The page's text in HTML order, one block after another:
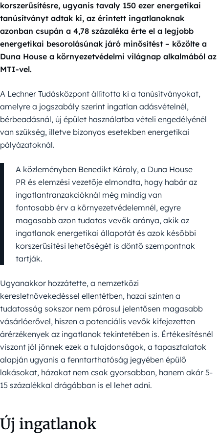
korszerűsítésre, ugyanis tavaly 150 ezer energetikai
tanúsítványt adtak ki, az érintett ingatlanoknak
azonban csupán a 4,78 százaléka érte el a legjobb
energetikai besorolásúnak járó minősítést – közölte a
Duna House a környezetvédelmi világnap alkalmából az
MTI-vel.
A Lechner Tudásközpont állította ki a tanúsítványokat,
amelyre a jogszabály szerint ingatlan adásvételnél,
bérbeadásnál, új épület használatba vételi engedélyénél
van szükség, illetve bizonyos esetekben energetikai
pályázatoknál.
A közleményben Benedikt Károly, a Duna House
PR és elemzési vezetője elmondta, hogy habár az
ingatlantranzakcióknál még mindig van
fontosabb érv a környezetvédelemnél, egyre
magasabb azon tudatos vevők aránya, akik az
ingatlanok energetikai állapotát és azok későbbi
korszerűsítési lehetőségét is döntő szempontnak
tartják.
Ugyanakkor hozzátette, a nemzetközi
keresletnövekedéssel ellentétben, hazai szinten a
tudatosság sokszor nem párosul jelentősen magasabb
vásárlóerővel, hiszen a potenciális vevők kifejezetten
árérzékenyek az ingatlanok tekintetében is. Értékesítésnél
viszont jól jönnek ezek a tulajdonságok, a tapasztalatok
alapján ugyanis a fenntarthatóság jegyében épülő
lakásokat, házakat nem csak gyorsabban, hanem akár 5-
15 százalékkal drágábban is el lehet adni.
Új ingatlanok